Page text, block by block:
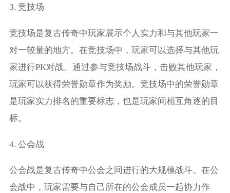
3. 竞技场
竞技场是复古传奇中玩家展示个人实力和与其他玩家一
对一较量的地方。在竞技场中，玩家可以选择与其他玩
家进行PK对战。通过参与竞技场战斗，击败其他玩家，
玩家可以获得荣誉勋章作为奖励。竞技场中的荣誉勋章
是玩家实力排名的重要标志，也是玩家间相互角逐的目
标。
4. 公会战
公会战是复古传奇中公会之间进行的大规模战斗。在公
会战中，玩家需要与自己所在的公会成员一起协力作